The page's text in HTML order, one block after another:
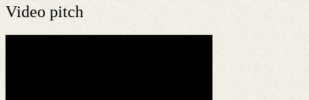
Video pitch